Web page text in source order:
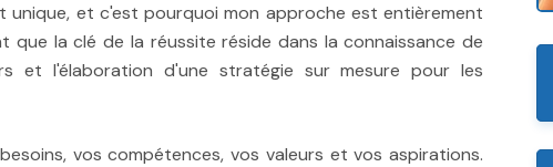
unique, et c'est pourquoi mon approche est entièrement
que la clé de la réussite réside dans la connaissance de
et l'élaboration d'une stratégie sur mesure pour les
vos compétences, vos valeurs et vos aspirations.